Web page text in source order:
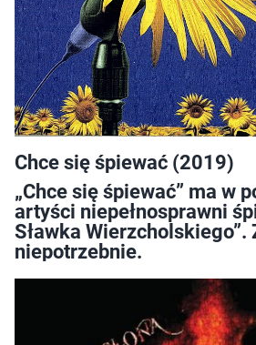
Chce się śpiewać (2019)
„Chce się śpiewać” ma w
artyści niepełnosprawni
Sławka Wierzcholskiego”.
niepotrzebnie.